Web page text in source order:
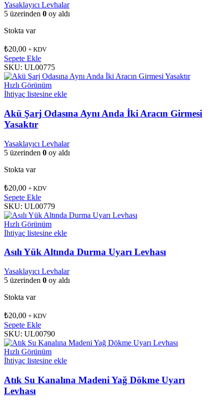
Yasaklayıcı Levhalar
5 üzerinden 0 oy aldı
Stokta var
₺20,00 + KDV
Sepete Ekle
SKU: UL00775
Hızlı Görünüm
İhtiyaç listesine ekle
Akü Şarj Odasına Aynı Anda İki Aracın Girmesi
Yasaktır
Yasaklayıcı Levhalar
5 üzerinden 0 oy aldı
Stokta var
₺20,00 + KDV
Sepete Ekle
SKU: UL00779
Hızlı Görünüm
İhtiyaç listesine ekle
Asılı Yük Altında Durma Uyarı Levhası
Yasaklayıcı Levhalar
5 üzerinden 0 oy aldı
Stokta var
₺20,00 + KDV
Sepete Ekle
SKU: UL00790
Hızlı Görünüm
İhtiyaç listesine ekle
Atık Su Kanalına Madeni Yağ Dökme Uyarı
Levhası